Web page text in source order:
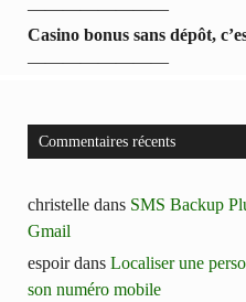
————————
Casino bonus sans dépôt,
————————
Commentaires récents
christelle dans SMS Backup
Gmail
espoirdans Localiser une
son numéro mobile